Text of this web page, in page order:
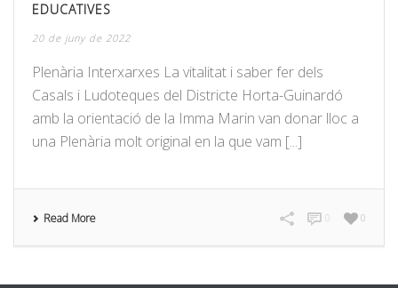
EDUCATIVES
20 de juny de 2022
Plenària Interxarxes La vitalitat i saber fer dels
Casals i Ludoteques del Districte Horta-Guinardó
amb la orientació de la Imma Marin van donar lloc a
una Plenària molt original en la que vam [...]
Read More 0
0